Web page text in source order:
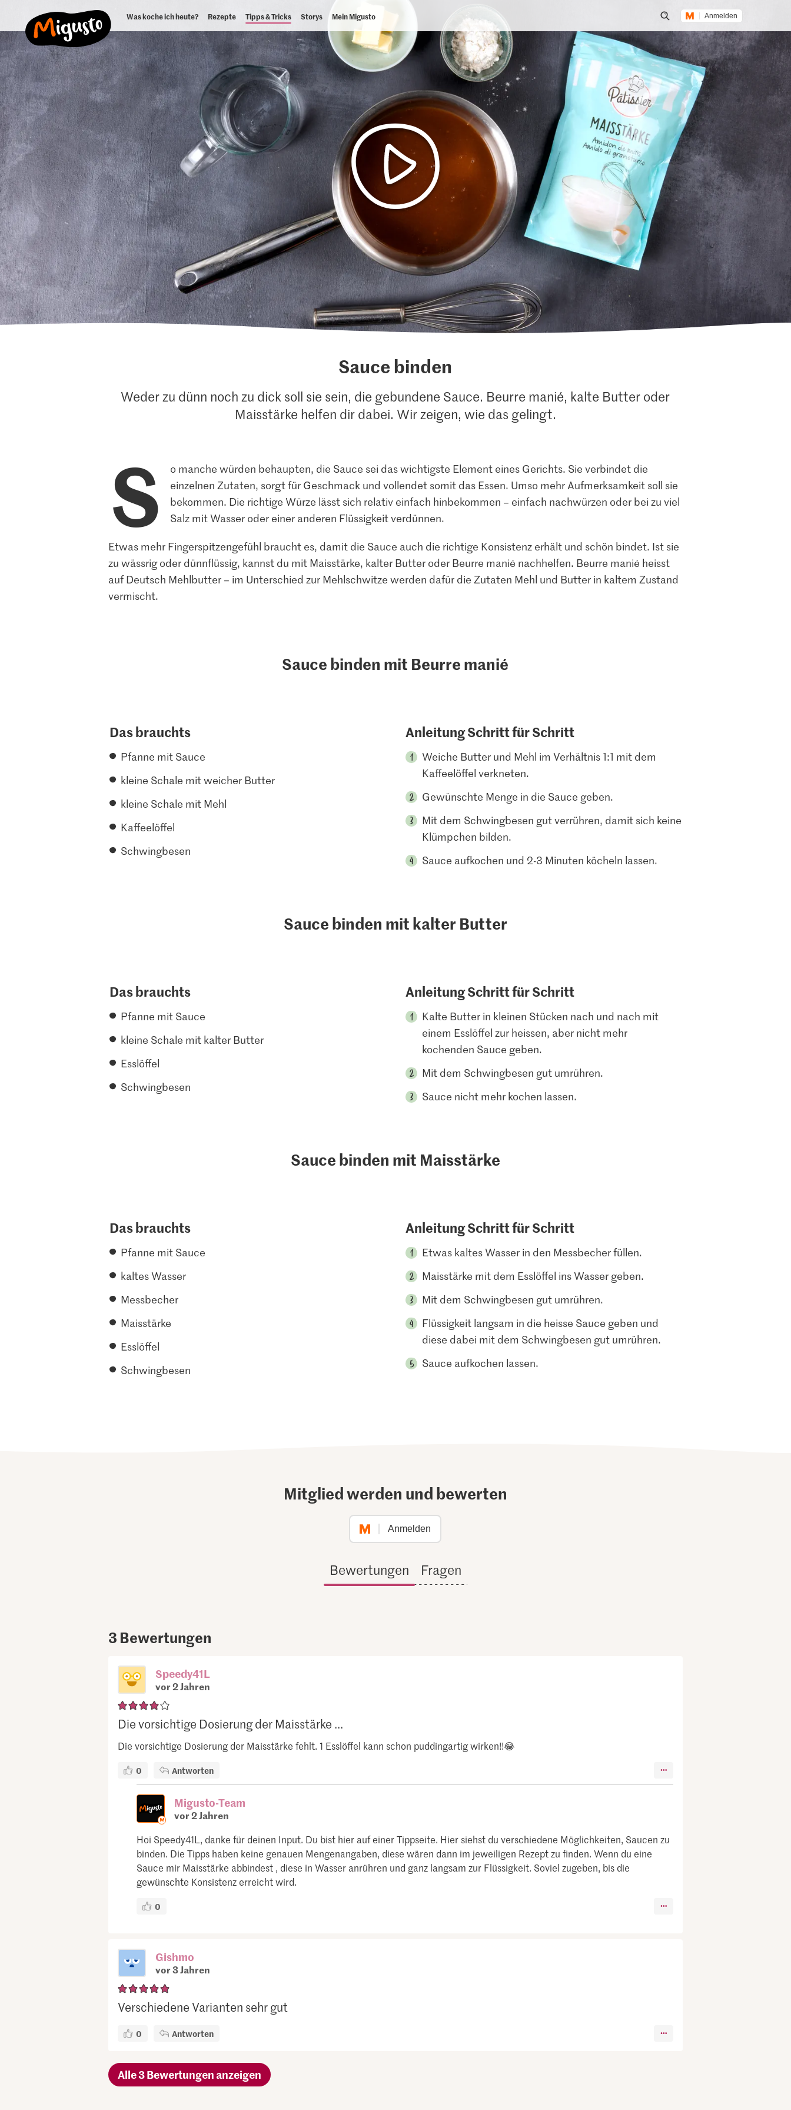
Was koche ich heute? Rezepte Tipps & Tricks Storys Mein Migusto
Suche öffnen
Anmelden
Sauce binden
Weder zu dünn noch zu dick soll sie sein, die gebundene Sauce. Beurre manié, kalte Butter oder
Maisstärke helfen dir dabei. Wir zeigen, wie das gelingt.
S
o manche würden behaupten, die Sauce sei das wichtigste Element eines Gerichts. Sie verbindet die
einzelnen Zutaten, sorgt für Geschmack und vollendet somit das Essen. Umso mehr Aufmerksamkeit soll sie
bekommen. Die richtige Würze lässt sich relativ einfach hinbekommen – einfach nachwürzen oder bei zu viel
Salz mit Wasser oder einer anderen Flüssigkeit verdünnen.
Etwas mehr Fingerspitzengefühl braucht es, damit die Sauce auch die richtige Konsistenz erhält und schön bindet. Ist sie
zu wässrig oder dünnflüssig, kannst du mit Maisstärke, kalter Butter oder Beurre manié nachhelfen. Beurre manié heisst
auf Deutsch Mehlbutter – im Unterschied zur Mehlschwitze werden dafür die Zutaten Mehl und Butter in kaltem Zustand
vermischt.
Sauce binden mit Beurre manié
Das brauchts
Pfanne mit Sauce
kleine Schale mit weicher Butter
kleine Schale mit Mehl
Kaffeelöffel
Schwingbesen
Anleitung Schritt für Schritt
Weiche Butter und Mehl im Verhältnis 1:1 mit dem
Kaffeelöffel verkneten.
Gewünschte Menge in die Sauce geben.
Mit dem Schwingbesen gut verrühren, damit sich keine
Klümpchen bilden.
Sauce aufkochen und 2-3 Minuten köcheln lassen.
Sauce binden mit kalter Butter
Das brauchts
Pfanne mit Sauce
kleine Schale mit kalter Butter
Esslöffel
Schwingbesen
Anleitung Schritt für Schritt
Kalte Butter in kleinen Stücken nach und nach mit
einem Esslöffel zur heissen, aber nicht mehr
kochenden Sauce geben.
Mit dem Schwingbesen gut umrühren.
Sauce nicht mehr kochen lassen.
Sauce binden mit Maisstärke
Das brauchts
Pfanne mit Sauce
kaltes Wasser
Messbecher
Maisstärke
Esslöffel
Schwingbesen
Anleitung Schritt für Schritt
Etwas kaltes Wasser in den Messbecher füllen.
Maisstärke mit dem Esslöffel ins Wasser geben.
Mit dem Schwingbesen gut umrühren.
Flüssigkeit langsam in die heisse Sauce geben und
diese dabei mit dem Schwingbesen gut umrühren.
Sauce aufkochen lassen.
Mitglied werden und bewerten
Anmelden
Bewertungen Fragen
3 Bewertungen
Speedy41L
vor 2 Jahren
Die vorsichtige Dosierung der Maisstärke ...
Die vorsichtige Dosierung der Maisstärke fehlt. 1 Esslöffel kann schon puddingartig wirken!!😂
0 Antworten
Migusto-Team
vor 2 Jahren
Hoi Speedy41L, danke für deinen Input. Du bist hier auf einer Tippseite. Hier siehst du verschiedene Möglichkeiten, Saucen zu
binden. Die Tipps haben keine genauen Mengenangaben, diese wären dann im jeweiligen Rezept zu finden. Wenn du eine
Sauce mir Maisstärke abbindest , diese in Wasser anrühren und ganz langsam zur Flüssigkeit. Soviel zugeben, bis die
gewünschte Konsistenz erreicht wird.
0
Gishmo
vor 3 Jahren
Verschiedene Varianten sehr gut
0 Antworten
Alle 3 Bewertungen anzeigen